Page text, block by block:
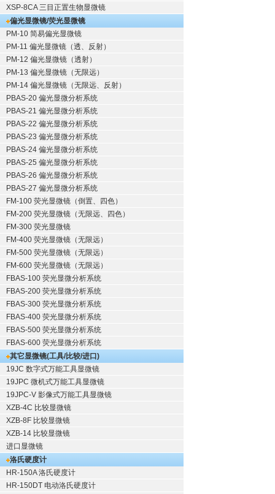
XSP-8CA 三目正置生物显微镜
偏光显微镜/荧光显微镜
PM-10 简易偏光显微镜
PM-11 偏光显微镜（透、反射）
PM-12 偏光显微镜（透射）
PM-13 偏光显微镜（无限远）
PM-14 偏光显微镜（无限远、反射）
PBAS-20 偏光显微分析系统
PBAS-21 偏光显微分析系统
PBAS-22 偏光显微分析系统
PBAS-23 偏光显微分析系统
PBAS-24 偏光显微分析系统
PBAS-25 偏光显微分析系统
PBAS-26 偏光显微分析系统
PBAS-27 偏光显微分析系统
FM-100 荧光显微镜（倒置、四色）
FM-200 荧光显微镜（无限远、四色）
FM-300 荧光显微镜
FM-400 荧光显微镜（无限远）
FM-500 荧光显微镜（无限远）
FM-600 荧光显微镜（无限远）
FBAS-100 荧光显微分析系统
FBAS-200 荧光显微分析系统
FBAS-300 荧光显微分析系统
FBAS-400 荧光显微分析系统
FBAS-500 荧光显微分析系统
FBAS-600 荧光显微分析系统
其它显微镜(工具/比较/进口)
19JC 数字式万能工具显微镜
19JPC 微机式万能工具显微镜
19JPC-V 影像式万能工具显微镜
XZB-4C 比较显微镜
XZB-8F 比较显微镜
XZB-14 比较显微镜
进口显微镜
洛氏硬度计
HR-150A 洛氏硬度计
HR-150DT 电动洛氏硬度计